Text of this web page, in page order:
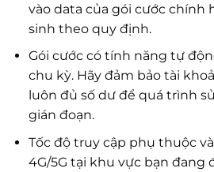
vào data của gói cước chính
sinh theo quy định.
Gói cước có tính năng tự
chu kỳ. Hãy đảm bảo tài
luôn đủ số dư để quá trình
gián đoạn.
Tốc độ truy cập phụ thuộc
4G/5G tại khu vực bạn đang